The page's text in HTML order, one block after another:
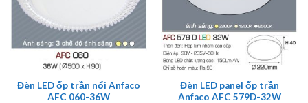
Đèn LED ốp trần nổi Anfaco
AFC 060-36W
Đèn LED panel ốp trần
Anfaco AFC 579D-32W